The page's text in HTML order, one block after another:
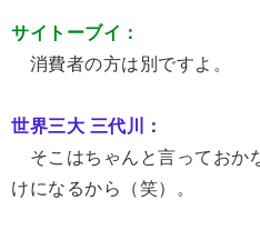
サイトーブイ：
消費者の方は別ですよ。
世界三大 三代川：
そこはちゃんと言っておか
けになるから（笑）。